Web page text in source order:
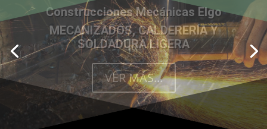
Construcciones Mecánicas Elgo
EMPRESA ESPECIALIZADA EN
MAQUINARIA DE EMBOTELLADO
VER MÁS...